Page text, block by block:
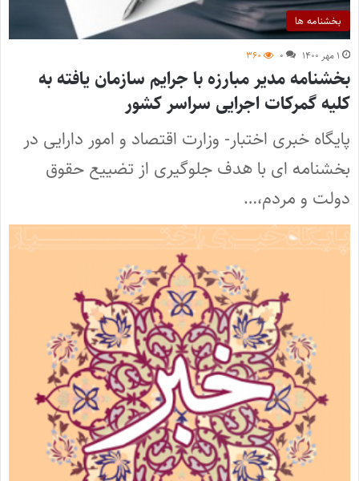
بخشنامه ها
۱ مهر ۱۴۰۰ ۰ ۳۶۰
بخشنامه مدیر مبارزه با جرایم سازمان یافته به
کلیه گمرکات اجرایی سراسر کشور
پایگاه خبری اختبار- وزارت اقتصاد و امور دارایی در
بخشنامه ای با هدف جلوگیری از تضییع حقوق
دولت و مردم،…